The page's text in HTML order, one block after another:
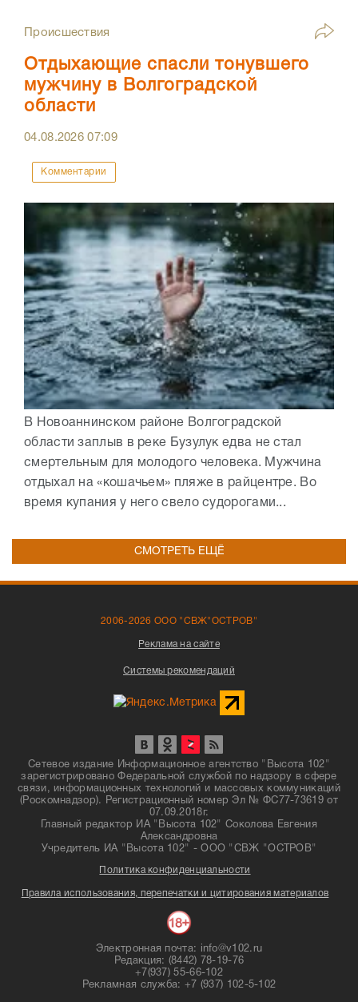
Происшествия
Отдыхающие спасли тонувшего
мужчину в Волгоградской
области
04.08.202607:09
Комментарии
В Новоаннинском районе Волгоградской
области заплыв в реке Бузулук едва не стал
смертельным для молодого человека. Мужчина
отдыхал на «кошачьем» пляже в райцентре. Во
время купания у него свело судорогами...
СМОТРЕТЬ ЕЩЁ
2006-2026 ООО "СВЖ"ОСТРОВ"
Реклама на сайте
Системы рекомендаций
Сетевое издание Информационное агентство "Высота 102"
зарегистрировано Федеральной службой по надзору в сфере
связи, информационных технологий и массовых коммуникаций
(Роскомнадзор). Регистрационный номер Эл № ФС77-73619 от
07.09.2018г.
Главный редактор ИА "Высота 102" Соколова Евгения
Александровна
Учредитель ИА "Высота 102" - ООО "СВЖ "ОСТРОВ"
Политика конфиденциальности
Правила использования, перепечатки и цитирования материалов
Электронная почта: info@v102.ru
Редакция: (8442) 78-19-76
+7(937) 55-66-102
Рекламная служба: +7 (937) 102-5-102